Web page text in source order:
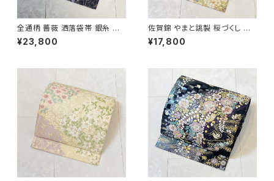
全通柄 薔薇 洒落袋帯 銀糸 長
尺 正絹 白 黒 青紫 659
¥23,800
佐賀錦 やまと誂製 桜づくし 袋
帯 正絹 金銀糸 ラメ ピンク 白
722
¥17,800